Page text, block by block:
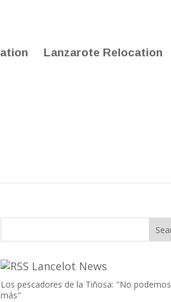
Lanzarote Relocation
Lancelot News
Los pescadores de la Tiñosa: "No podemos
más"